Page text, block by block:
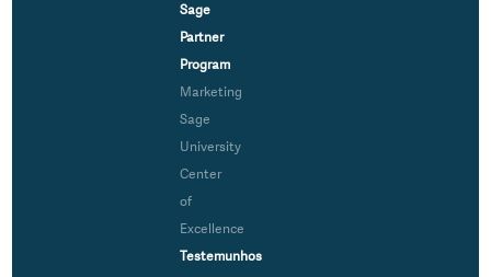
Sage
Partner
Program
Marketing
Sage
University
Center
of
Excellence
Testemunhos